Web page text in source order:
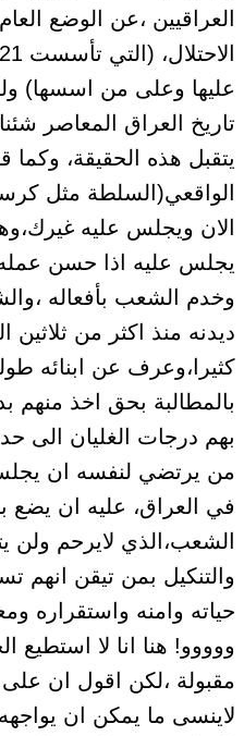
العراقيين ،عن الوضع
عليها وعلى من اسسها)
تاريخ العراق المعاصر
يتقبل هذه الحقيقة،
الواقعي(السلطة مثل
الان ويجلس عليه
يجلس عليه اذا حسن
وخدم الشعب بأفعاله
ديدنه منذ اكثر من
كثيرا،وعرف عن ابنائه
بالمطالبة بحق اخذ
بهم درجات الغليان الى
من يرتضي لنفسه ان
في العراق، عليه ان يضع
الشعب،الذي لايرحم ولن
والتنكيل بمن تيقن انهم
حياته وامنه واستقراره
ووووو! هنا انا لا استطيع
مقبولة ،لكن اقول ان
لاينسى ما يمكن ان